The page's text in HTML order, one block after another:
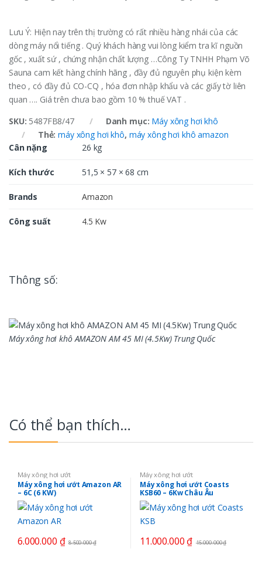
Lưu Ý: Hiện nay trên thị trường có rất nhiều hàng nhái của các
dòng máy nổi tiếng . Quý khách hàng vui lòng kiểm tra kĩ nguồn
gốc , xuất sứ , chứng nhận chất lượng …Công Ty TNHH Phạm Võ
Sauna cam kết hàng chính hãng , đầy đủ nguyên phụ kiện kèm
theo , có đầy đủ CO-CQ , hóa đơn nhập khẩu và các giấy tờ liên
quan …. Giá trên chưa bao gồm 10 % thuế VAT .
SKU: 5487FB8/47 Danh mục: Máy xông hơi khô
Thẻ:máy xông hơi khô, máy xông hơi khô amazon
Cân nặng
26 kg
Kích thước 51,5 × 57 × 68 cm
Brands Amazon
Công suất 4.5 Kw
Thông số:
Máy xông hơi khô AMAZON AM 45 MI (4.5Kw) Trung Quốc
Có thể bạn thích…
Máy xông hơi ướt
Máy xông hơi ướt Amazon AR
– 6C (6 KW)
6.000.000 ₫ 8.500.000₫
Máy xông hơi ướt
Máy xông hơi ướt Coasts
KSB60 – 6Kw Châu Âu
11.000.000 ₫ 15.000.000₫